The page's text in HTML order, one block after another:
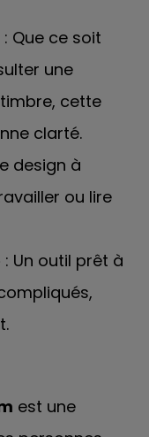
: Que ce soit
une
cette
clarté.
design à
ou lire
: Un outil prêt à
est une